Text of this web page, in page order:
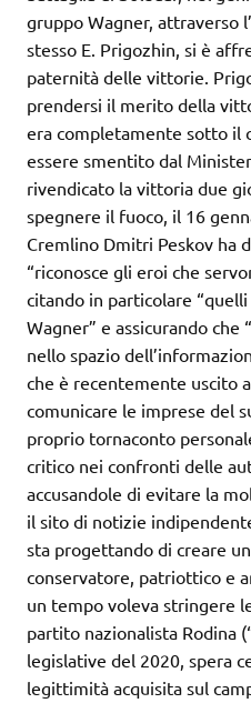
gruppo Wagner, attraverso
stesso E. Prigozhin, si è
paternità delle vittorie.
prendersi il merito della
era completamente sotto il
essere smentito dal
rivendicato la vittoria due
spegnere il fuoco, il 16
Cremlino Dmitri Peskov ha
“riconosce gli eroi che
citando in particolare
Wagner” e assicurando
nello spazio
che è recentemente uscito
comunicare le imprese del
proprio tornaconto
critico nei confronti delle
accusandole di evitare la
il sito di notizie
sta progettando di creare
conservatore, patriottico e
un tempo voleva stringere
partito nazionalista Rodina
legislative del 2020, spera
legittimità acquisita sul